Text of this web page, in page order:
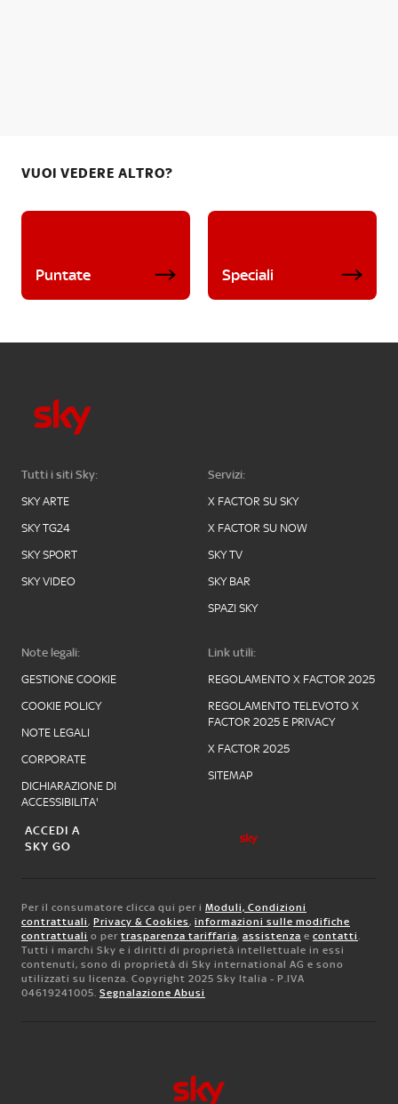
VUOI VEDERE ALTRO?
Puntate Speciali
Tutti i siti Sky:
SKY ARTE
SKY TG24
SKY SPORT
SKY VIDEO
Servizi:
X FACTOR SU SKY
X FACTOR SU NOW
SKY TV
SKY BAR
SPAZI SKY
Note legali:
GESTIONE COOKIE
COOKIE POLICY
NOTE LEGALI
CORPORATE
DICHIARAZIONE DI
ACCESSIBILITA'
Link utili:
REGOLAMENTO X FACTOR 2025
REGOLAMENTO TELEVOTO X
FACTOR 2025 E PRIVACY
X FACTOR 2025
SITEMAP
ACCEDI A
SKY GO
Per il consumatore clicca qui per i Moduli, Condizioni
contrattuali, Privacy & Cookies, informazioni sulle modifiche
contrattuali o per trasparenza tariffaria, assistenza e contatti.
Tutti i marchi Sky e i diritti di proprietà intellettuale in essi
contenuti, sono di proprietà di Sky international AG e sono
utilizzati su licenza. Copyright 2025 Sky Italia - P.IVA
04619241005. Segnalazione Abusi